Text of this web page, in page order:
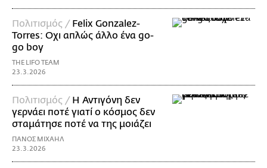
Πολιτισμός / Felix Gonzalez-
Torres: Οχι απλώς άλλο ένα go-
go boy
THE LIFO TEAM
23.3.2026
Πολιτισμός / Η Αντιγόνη δεν
γερνάει ποτέ γιατί ο κόσμος δεν
σταμάτησε ποτέ να της μοιάζει
ΠΑΝΟΣ ΜΙΧΑΗΛ
23.3.2026